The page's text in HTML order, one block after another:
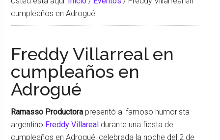
cumpleaños en Adrogué
Freddy Villarreal en
cumpleaños en
Adrogué
Ramasso Productora presentó al famoso humorista
argentino Freddy Villareal durante una fiesta de
cumpleaños en Adrogué, celebrada la noche del 2 de